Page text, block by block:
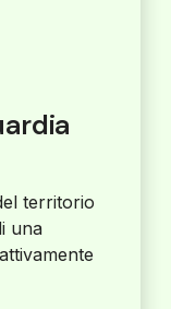
territorio
una